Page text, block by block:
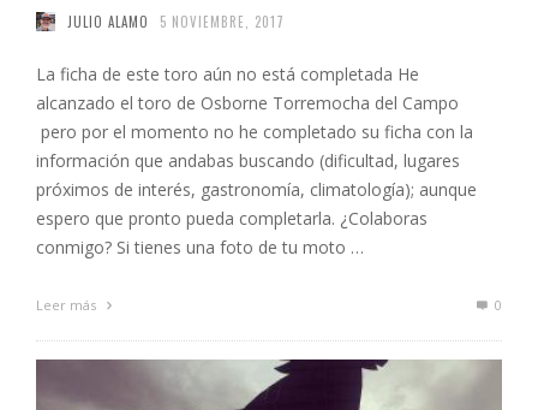
JULIO ALAMO 5 NOVIEMBRE, 2017
La ficha de este toro aún no está completada He
alcanzado el toro de Osborne Torremocha del Campo
pero por el momento no he completado su ficha con la
información que andabas buscando (dificultad, lugares
próximos de interés, gastronomía, climatología); aunque
espero que pronto pueda completarla. ¿Colaboras
conmigo? Si tienes una foto de tu moto …
Leer más 0